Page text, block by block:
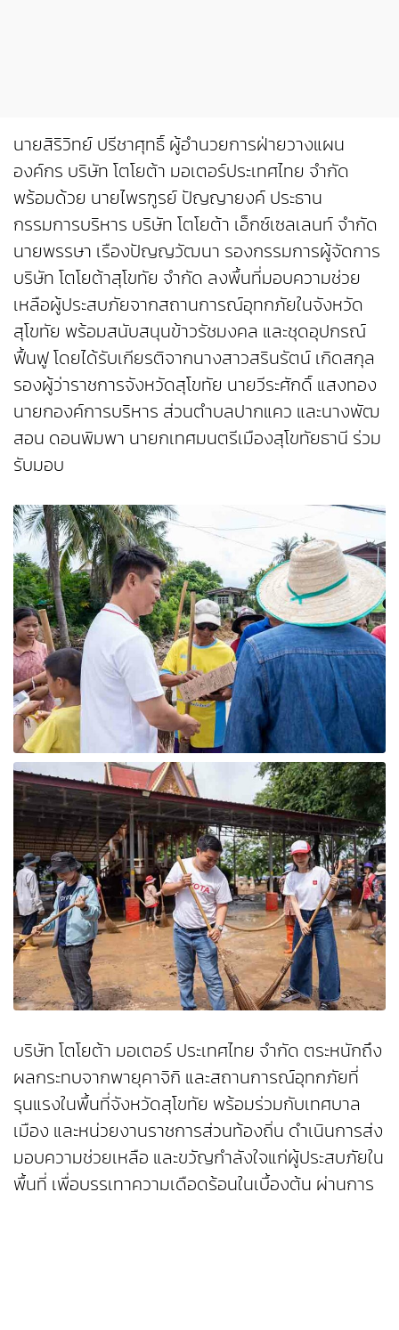
นายสิริวิทย์ ปรีชาศุทธิ์ ผู้อำนวยการฝ่ายวางแผน
องค์กร บริษัท โตโยต้า มอเตอร์ประเทศไทย จำกัด
พร้อมด้วย นายไพรฑูรย์ ปัญญายงค์ ประธาน
กรรมการบริหาร บริษัท โตโยต้า เอ็กซ์เซลเลนท์ จำกัด
นายพรรษา เรืองปัญญวัฒนา รองกรรมการผู้จัดการ
บริษัท โตโยต้าสุโขทัย จำกัด ลงพื้นที่มอบความช่วย
เหลือผู้ประสบภัยจากสถานการณ์อุทกภัยในจังหวัด
สุโขทัย พร้อมสนับสนุนข้าวรัชมงคล และชุดอุปกรณ์
ฟื้นฟู โดยได้รับเกียรติจากนางสาวสรินรัตน์ เกิดสกุล
รองผู้ว่าราชการจังหวัดสุโขทัย นายวีระศักดิ์ แสงทอง
นายกองค์การบริหาร ส่วนตำบลปากแคว และนางพัฒ
สอน ดอนพิมพา นายกเทศมนตรีเมืองสุโขทัยธานี ร่วม
รับมอบ
บริษัท โตโยต้า มอเตอร์ ประเทศไทย จำกัด ตระหนักถึง
ผลกระทบจากพายุคาจิกิ และสถานการณ์อุทกภัยที่
รุนแรงในพื้นที่จังหวัดสุโขทัย พร้อมร่วมกับเทศบาล
เมือง และหน่วยงานราชการส่วนท้องถิ่น ดำเนินการส่ง
มอบความช่วยเหลือ และขวัญกำลังใจแก่ผู้ประสบภัยใน
พื้นที่ เพื่อบรรเทาความเดือดร้อนในเบื้องต้น ผ่านการ